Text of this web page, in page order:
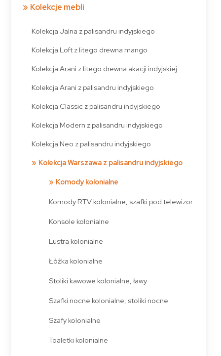
Kolekcje mebli
Kolekcja Jalna z palisandru indyjskiego
Kolekcja Loft z litego drewna mango
Kolekcja Arani z litego drewna akacji indyjskiej
Kolekcja Arani z palisandru indyjskiego
Kolekcja Classic z palisandru indyjskiego
Kolekcja Modern z palisandru indyjskiego
Kolekcja Neo z palisandru indyjskiego
Kolekcja Warszawa z palisandru indyjskiego
Komody kolonialne
Komody RTV kolonialne, szafki pod telewizor
Konsole kolonialne
Lustra kolonialne
Łóżka kolonialne
Stoliki kawowe kolonialne, ławy
Szafki nocne kolonialne, stoliki nocne
Szafy kolonialne
Toaletki kolonialne